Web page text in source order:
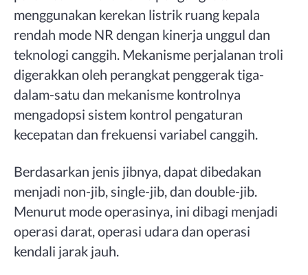
menggunakan kerekan listrik ruang kepala
rendah mode NR dengan kinerja unggul dan
teknologi canggih. Mekanisme perjalanan troli
digerakkan oleh perangkat penggerak tiga-
dalam-satu dan mekanisme kontrolnya
mengadopsi sistem kontrol pengaturan
kecepatan dan frekuensi variabel canggih.
Berdasarkan jenis jibnya, dapat dibedakan
menjadi non-jib, single-jib, dan double-jib.
Menurut mode operasinya, ini dibagi menjadi
operasi darat, operasi udara dan operasi
kendali jarak jauh.